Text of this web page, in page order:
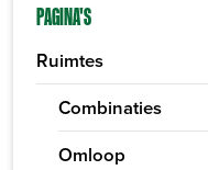
PAGINA'S
Ruimtes
Combinaties
Omloop